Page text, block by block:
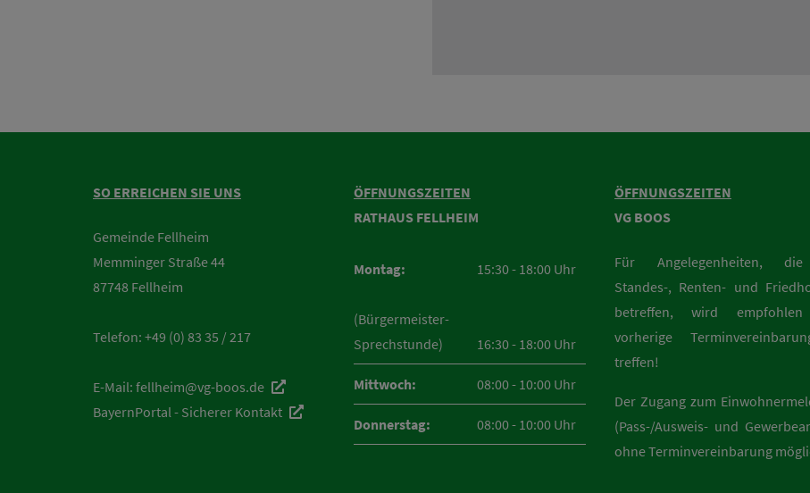
SO ERREICHEN SIE UNS
Gemeinde Fellheim
Memminger Straße 44
87748 Fellheim
Telefon: +49 (0) 83 35 / 217
E-Mail: fellheim@vg-boos.de
BayernPortal - Sicherer Kontakt
ÖFFNUNGSZEITEN
RATHAUS FELLHEIM
Montag:
(Bürgermeister-
Sprechstunde)
15:30 - 18:00 Uhr
16:30 - 18:00 Uhr
Mittwoch: 08:00 - 10:00 Uhr
Donnerstag: 08:00 - 10:00 Uhr
ÖFFNUNGSZEITEN
VG BOOS
Für Angelegenheiten,
Standes-, Renten- und
betreffen, wird
vorherige
treffen!
Der Zugang zum
(Pass-/Ausweis- und
ohne Terminvereinbarung